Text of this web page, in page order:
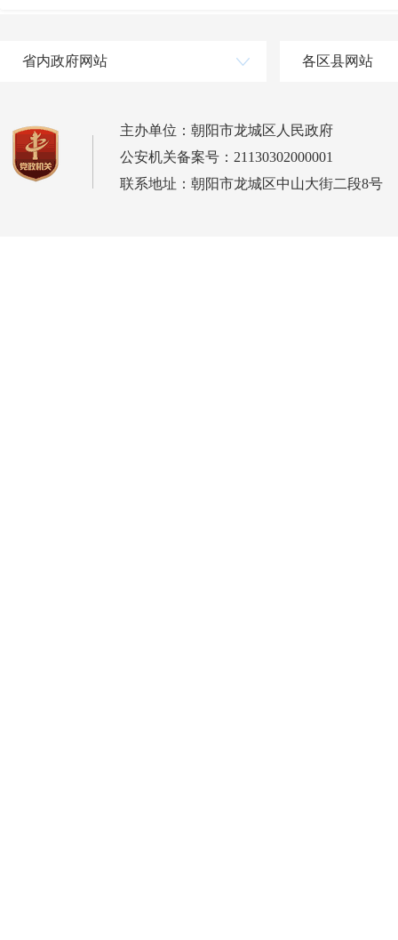
省内政府网站 各区县网站
主办单位：朝阳市龙城区人民政府
公安机关备案号：21130302000001
联系地址：朝阳市龙城区中山大街二段8号